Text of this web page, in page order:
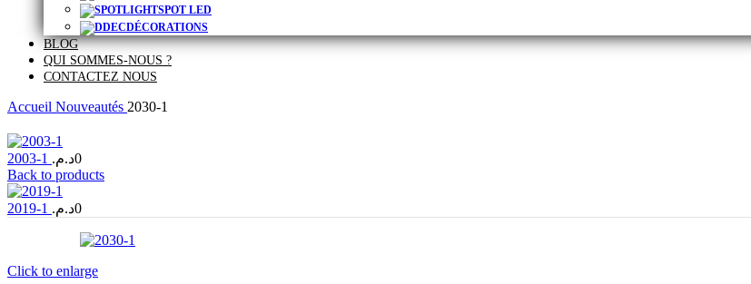
SPOT LED
DÉCORATIONS
BLOG
QUI SOMMES-NOUS ?
CONTACTEZ NOUS
Accueil Nouveautés 2030-1
2003-1 0د.م.
Back to products
2019-1 0د.م.
Click to enlarge